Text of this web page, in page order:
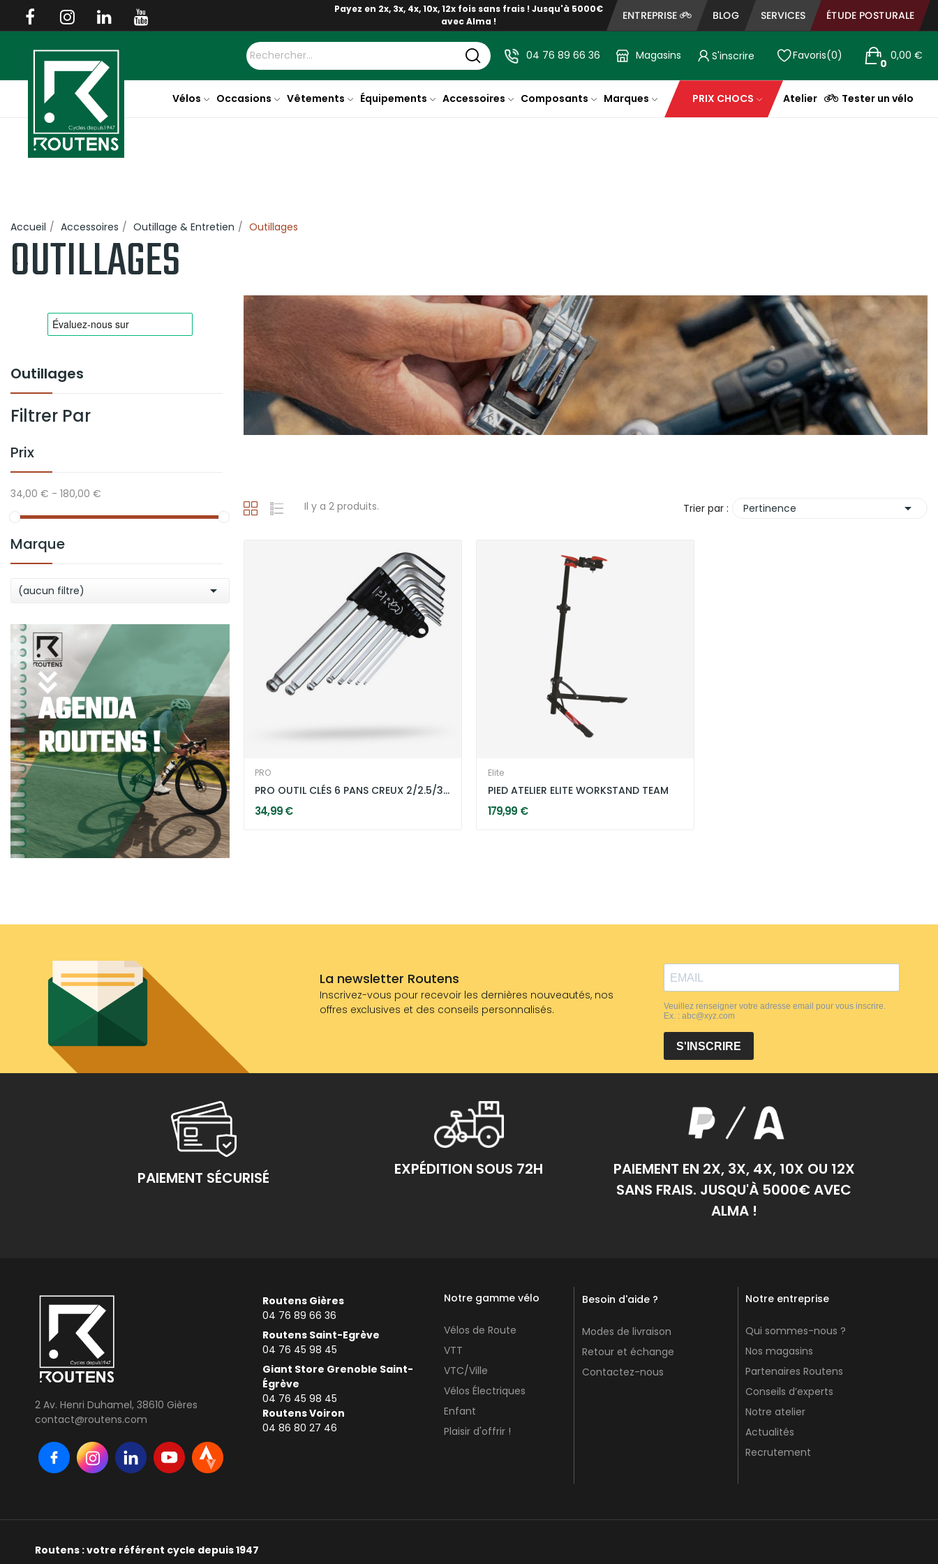
Payez en 2x, 3x, 4x, 10x, 12x fois sans frais ! Jusqu'à 5000€
avec Alma !
ENTREPRISE BLOG SERVICES ÉTUDE POSTURALE
04 76 89 66 36 Magasins S'inscrire Favoris 0 0,00 €
0
Vélos Occasions Vêtements Équipements Accessoires Composants Marques PRIX CHOCS Atelier Tester un vélo
Accueil Accessoires Outillage & Entretien Outillages
OUTILLAGES
Outillages
Filtrer Par
Prix
34,00 € - 180,00 €
Marque
(aucun filtre) 
Il y a 2 produits. Trier par : Pertinence 
PRO
PRO OUTIL CLÉS 6 PANS CREUX 2/2.5/3/4/5/6/8/10 MM
34,99 €
Elite
PIED ATELIER ELITE WORKSTAND TEAM
179,99 €
La newsletter Routens
Inscrivez-vous pour recevoir les dernières nouveautés, nos
offres exclusives et des conseils personnalisés.
PAIEMENT SÉCURISÉ EXPÉDITION SOUS 72H
PAIEMENT EN 2X, 3X, 4X, 10X OU 12X
SANS FRAIS. JUSQU'À 5000€ AVEC
ALMA !
2 Av. Henri Duhamel, 38610 Gières
contact@routens.com
Routens Gières
04 76 89 66 36
Routens Saint-Egrève
04 76 45 98 45
Giant Store Grenoble Saint-
Égrève
04 76 45 98 45
Routens Voiron
04 86 80 27 46
Notre gamme vélo
Vélos de Route
VTT
VTC/Ville
Vélos Électriques
Enfant
Plaisir d'offrir !
Besoin d'aide ?
Modes de livraison
Retour et échange
Contactez-nous
Notre entreprise
Qui sommes-nous ?
Nos magasins
Partenaires Routens
Conseils d’experts
Notre atelier
Actualités
Recrutement
Routens : votre référent cycle depuis 1947